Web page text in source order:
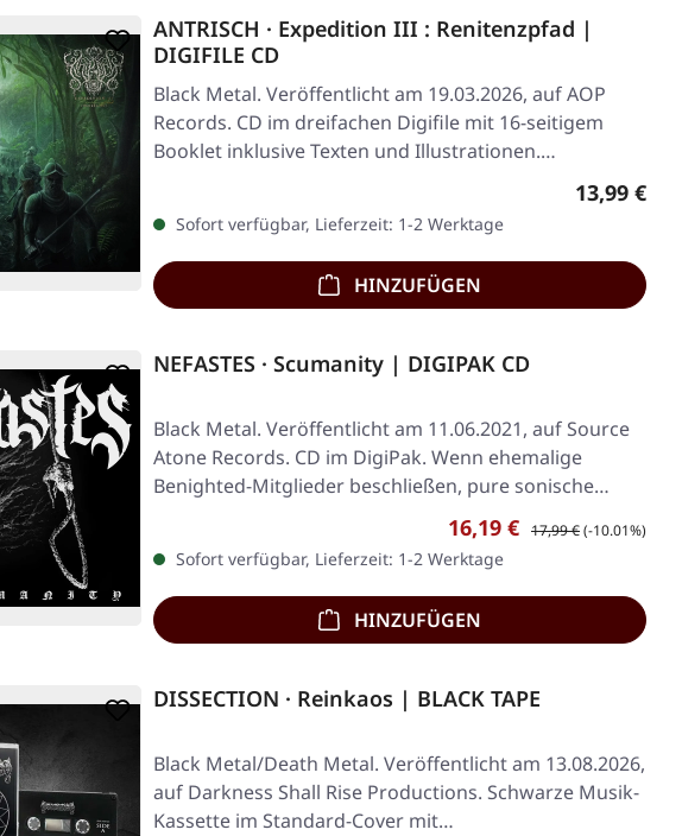
ANTRISCH · Expedition III : Renitenzpfad |
DIGIFILE CD
Black Metal. Veröffentlicht am 19.03.2026, auf AOP
Records. CD im dreifachen Digifile mit 16-seitigem
Booklet inklusive Texten und Illustrationen.…
Regulärer
13,99 €
Sofort verfügbar, Lieferzeit: 1-2 Werktage
HINZUFÜGEN
NEFASTES · Scumanity | DIGIPAK CD
Black Metal. Veröffentlicht am 11.06.2021, auf Source
Atone Records. CD im DigiPak. Wenn ehemalige
Benighted-Mitglieder beschließen, pure sonische…
Verkaufspreis:
16,19 € Regulärer Preis:
17,99 €(-10.01%)
Sofort verfügbar, Lieferzeit: 1-2 Werktage
HINZUFÜGEN
DISSECTION · Reinkaos | BLACK TAPE
Black Metal/Death Metal. Veröffentlicht am 13.08.2026,
auf Darkness Shall Rise Productions. Schwarze Musik-
Kassette im Standard-Cover mit…